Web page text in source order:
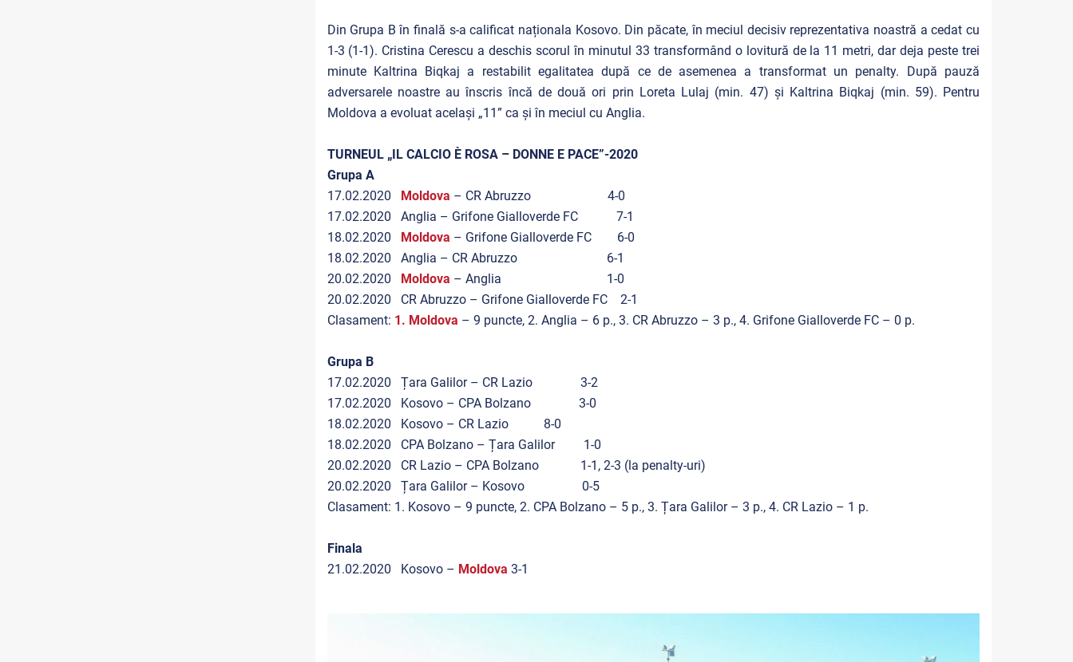
Din Grupa B în finală s-a calificat naționala Kosovo. Din păcate, în meciul decisiv reprezentativa noastră a cedat cu
1-3 (1-1). Cristina Cerescu a deschis scorul în minutul 33 transformând o lovitură de la 11 metri, dar deja peste trei
minute Kaltrina Biqkaj a restabilit egalitatea după ce de asemenea a transformat un penalty. După pauză
adversarele noastre au înscris încă de două ori prin Loreta Lulaj (min. 47) și Kaltrina Biqkaj (min. 59). Pentru
Moldova a evoluat același „11” ca și în meciul cu Anglia.
TURNEUL „IL CALCIO È ROSA – DONNE E PACE”-2020
Grupa A
17.02.2020 Moldova – CR Abruzzo 4-0
17.02.2020 Anglia – Grifone Gialloverde FC 7-1
18.02.2020 Moldova – Grifone Gialloverde FC 6-0
18.02.2020 Anglia – CR Abruzzo 6-1
20.02.2020 Moldova – Anglia 1-0
20.02.2020 CR Abruzzo – Grifone Gialloverde FC 2-1
Clasament: 1. Moldova – 9 puncte, 2. Anglia – 6 p., 3. CR Abruzzo – 3 p., 4. Grifone Gialloverde FC – 0 p.
Grupa B
17.02.2020 Țara Galilor – CR Lazio 3-2
17.02.2020 Kosovo – CPA Bolzano 3-0
18.02.2020 Kosovo – CR Lazio 8-0
18.02.2020 CPA Bolzano – Țara Galilor 1-0
20.02.2020 CR Lazio – CPA Bolzano 1-1, 2-3 (la penalty-uri)
20.02.2020 Țara Galilor – Kosovo 0-5
Clasament: 1. Kosovo – 9 puncte, 2. CPA Bolzano – 5 p., 3. Țara Galilor – 3 p., 4. CR Lazio – 1 p.
Finala
21.02.2020 Kosovo – Moldova 3-1